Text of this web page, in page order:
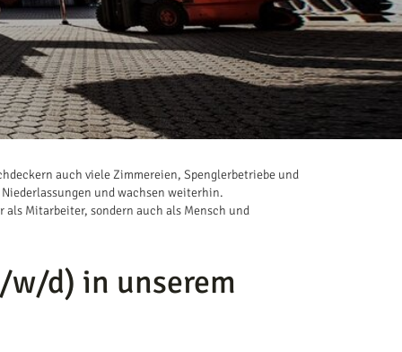
d) in unserem
auch viele Zimmereien, Spenglerbetriebe und
und wachsen weiterhin.
Mitarbeiter, sondern auch als Mensch und